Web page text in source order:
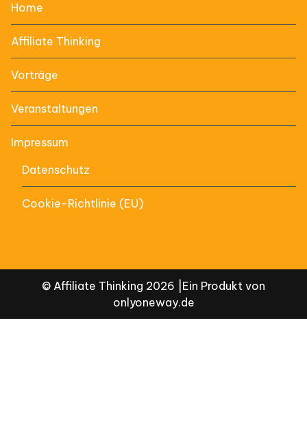
Home
Affiliate Thinking
Vorträge
Veranstaltungen
Impressum
Datenschutz
Cookie-Richtlinie (EU)
© Affiliate Thinking 2026 |Ein Produkt von
onlyoneway.de